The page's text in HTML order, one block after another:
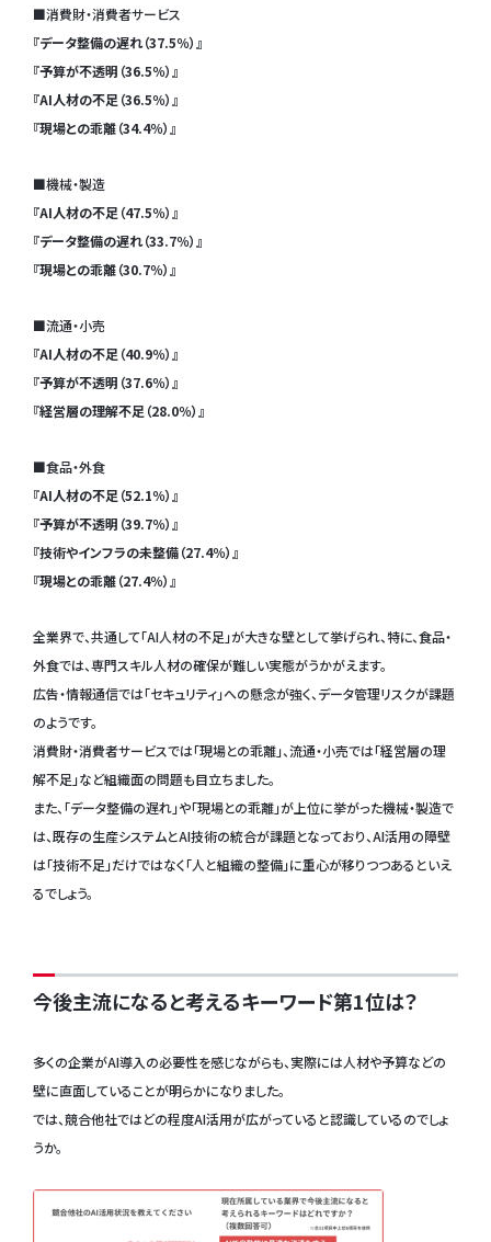
■消費財・消費者サービス
『データ整備の遅れ（37.5％）』
『予算が不透明（36.5％）』
『AI人材の不足（36.5％）』
『現場との乖離（34.4％）』
■機械・製造
『AI人材の不足（47.5％）』
『データ整備の遅れ（33.7％）』
『現場との乖離（30.7％）』
■流通・小売
『AI人材の不足（40.9％）』
『予算が不透明（37.6％）』
『経営層の理解不足（28.0％）』
■食品・外食
『AI人材の不足（52.1％）』
『予算が不透明（39.7％）』
『技術やインフラの未整備（27.4％）』
『現場との乖離（27.4％）』
全業界で、共通して「AI人材の不足」が大きな壁として挙げられ、特に、食品・
外食では、専門スキル人材の確保が難しい実態がうかがえます。
広告・情報通信では「セキュリティ」への懸念が強く、データ管理リスクが課題
のようです。
消費財・消費者サービスでは「現場との乖離」、流通・小売では「経営層の理
解不足」など組織面の問題も目立ちました。
また、「データ整備の遅れ」や「現場との乖離」が上位に挙がった機械・製造で
は、既存の生産システムとAI技術の統合が課題となっており、AI活用の障壁
は「技術不足」だけではなく「人と組織の整備」に重心が移りつつあるといえ
るでしょう。
今後主流になると考えるキーワード第1位は？
多くの企業がAI導入の必要性を感じながらも、実際には人材や予算などの
壁に直面していることが明らかになりました。
では、競合他社ではどの程度AI活用が広がっていると認識しているのでしょ
うか。